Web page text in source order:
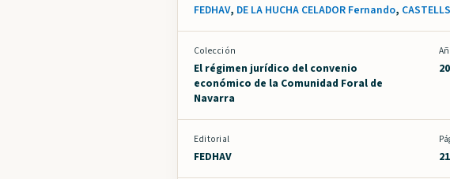
FEDHAV, DE LA HUCHA CELADOR Fernando,
Colección
El régimen jurídico del convenio
económico de la Comunidad Foral de
Navarra
Editorial
FEDHAV